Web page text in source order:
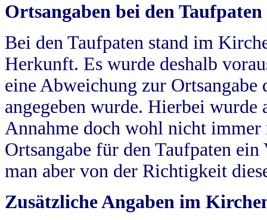
Ortsangaben bei den Taufpaten
Bei den Taufpaten stand im
Herkunft. Es wurde deshalb
eine Abweichung zur
angegeben wurde. Hierbei wurde
Annahme doch wohl nicht
Ortsangabe für den Taufpaten
man aber von der Richtigkeit
Zusätzliche Angaben im